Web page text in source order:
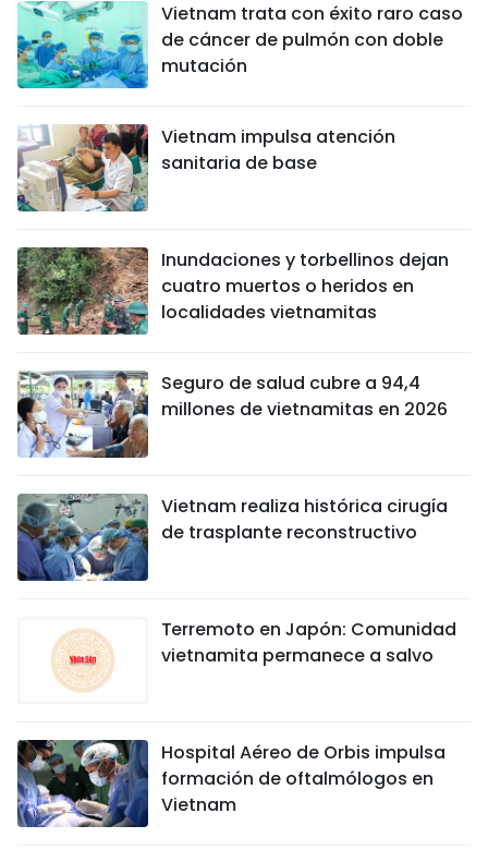
Vietnam trata con éxito raro caso
de cáncer de pulmón con doble
mutación
Vietnam impulsa atención
sanitaria de base
Inundaciones y torbellinos dejan
cuatro muertos o heridos en
localidades vietnamitas
Seguro de salud cubre a 94,4
millones de vietnamitas en 2026
Vietnam realiza histórica cirugía
de trasplante reconstructivo
Terremoto en Japón: Comunidad
vietnamita permanece a salvo
Hospital Aéreo de Orbis impulsa
formación de oftalmólogos en
Vietnam